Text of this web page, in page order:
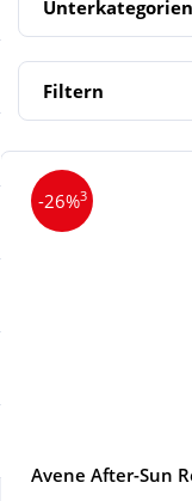
Neuheiten
Sale
Diabetes
Körperpflege &
Unterkategorien
Filtern
-26%3
Avene After-Sun